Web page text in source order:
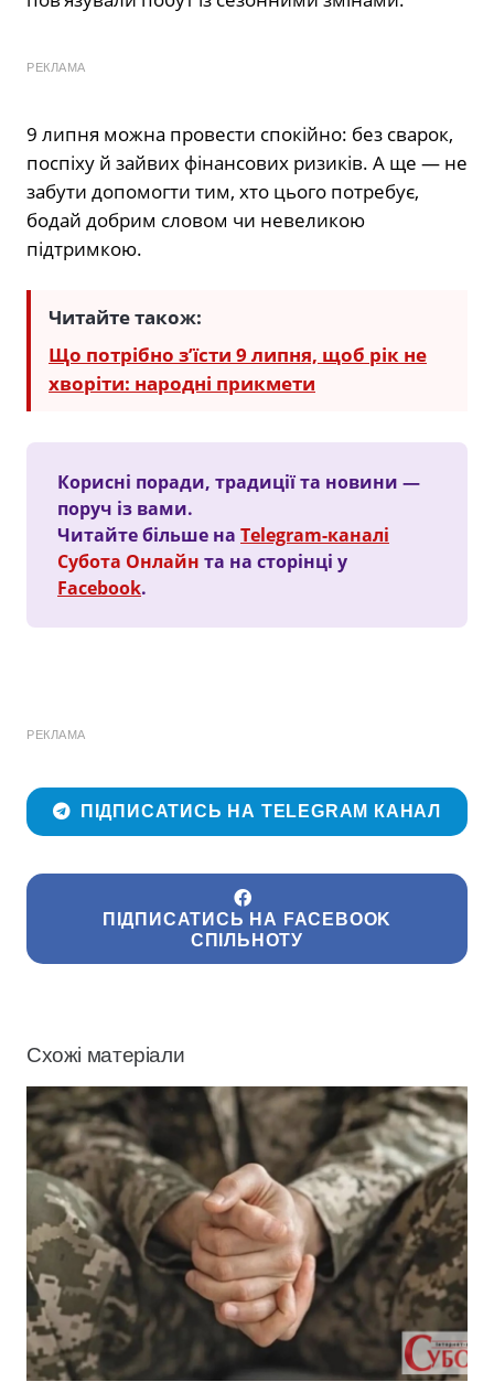
РЕКЛАМА
9 липня можна провести спокійно: без сварок,
поспіху й зайвих фінансових ризиків. А ще — не
забути допомогти тим, хто цього потребує,
бодай добрим словом чи невеликою
підтримкою.
Читайте також:
Що потрібно з’їсти 9 липня, щоб рік не
хворіти: народні прикмети
Корисні поради, традиції та новини —
поруч із вами.
Читайте більше на Telegram-каналі
Субота Онлайн та на сторінці у
Facebook.
РЕКЛАМА
ПІДПИСАТИСЬ НА TELEGRAM КАНАЛ
ПІДПИСАТИСЬ НА FACEBOOK
СПІЛЬНОТУ
Схожі матеріали